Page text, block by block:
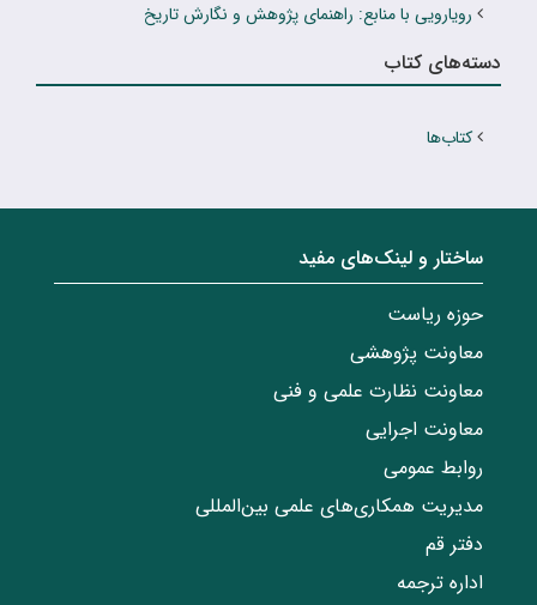
رویارویی با منابع: راهنمای پژوهش و نگارش تاریخ
دسته‌های کتاب
کتاب‌ها
ساختار‌‌ و‌‌ لینک‌های مفید
حوزه ریاست
معاونت پژوهشی
معاونت نظارت علمی و فنی
معاونت اجرایی
روابط عمومی
مدیریت همکاری‌های علمی بین‌المللی
دفتر قم
اداره ترجمه